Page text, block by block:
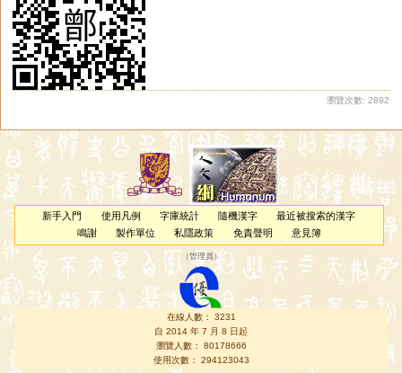
瀏覽次數: 2892
新手入門 使用凡例 字庫統計 隨機漢字
最近被搜索的漢字
鳴謝
製作單位 私隱政策 免責聲明 意見簿
（管理員 ）
在線人數： 3231
自 2014 年 7 月 8 日起
瀏覽人數： 80178666
使用次數： 294123043